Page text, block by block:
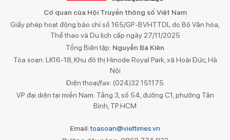
Cơ quan của Hội Truyền thông số Việt Nam
Giấy phép hoạt động báo chí số 165/GP-BVHTTDL do Bộ Văn hóa,
Thể thao và Du lịch cấp ngày 27/11/2025
Tổng Biên tập: Nguyễn Bá Kiên
Tòa soạn: LK16-18, Khu đô thị Hinode Royal Park, xã Hoài Đức, Hà
Nội
Điện thoại/fax: (024)32 151175
VP đại diện tại miền Nam: Tầng 3, số 54, đường C1, phường Tân
Bình, TP.HCM
Email:toasoan@viettimes.vn